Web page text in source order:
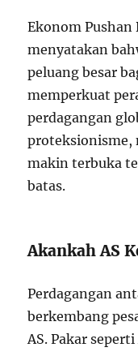
Ekonom Pushan
menyatakan
peluang besar
memperkuat
perdagangan
proteksionisme,
makin terbuka
batas.
Akankah AS
Perdagangan
berkembang
AS. Pakar